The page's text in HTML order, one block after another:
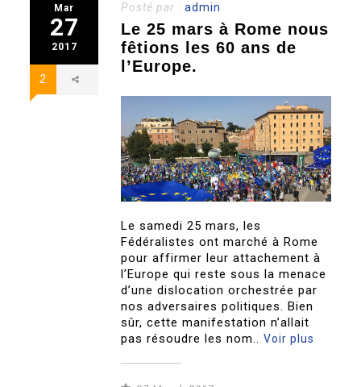
Mar
27
2017
2
Posté par :admin
Le 25 mars à Rome nous
fêtions les 60 ans de
l’Europe.
Le samedi 25 mars, les
Fédéralistes ont marché à Rome
pour affirmer leur attachement à
l’Europe qui reste sous la menace
d’une dislocation orchestrée par
nos adversaires politiques. Bien
sûr, cette manifestation n’allait
pas résoudre les nom..Voir plus